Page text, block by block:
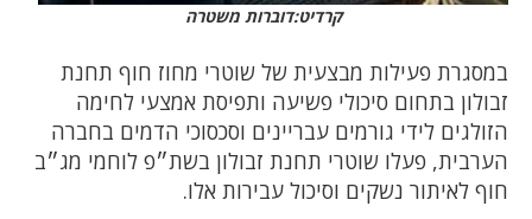
קרדיט:דוברות משטרה
במסגרת פעילות מבצעית של שוטרי מחוז חוף תחנת
זבולון בתחום סיכולי פשיעה ותפיסת אמצעי לחימה
הזולגים לידי גורמים עבריינים וסכסוכי הדמים בחברה
הערבית, פעלו שוטרי תחנת זבולון בשת״פ לוחמי מג״ב
חוף לאיתור נשקים וסיכול עבירות אלו.